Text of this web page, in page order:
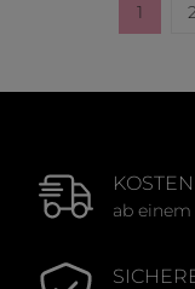
Seite
1 2
ab